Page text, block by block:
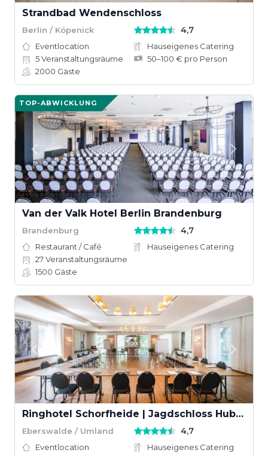
Strandbad Wendenschloss
Berlin / Köpenick 4,7
Eventlocation
Hauseigenes Catering
5Veranstaltungsräume
50–100 € pro Person
2000 Gäste
TOP-ABWICKLUNG
Van der Valk Hotel Berlin Brandenburg
Brandenburg 4,7
Restaurant / Café
Hauseigenes Catering
27Veranstaltungsräume
1500 Gäste
Ringhotel Schorfheide | Jagdschloss Hubertusstock
Eberswalde / Umland 4,7
Eventlocation
Hauseigenes Catering